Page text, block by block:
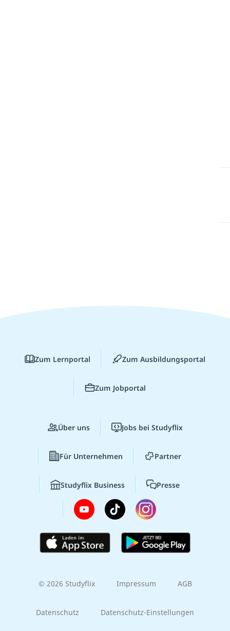
Zum Lernportal Zum Ausbildungsportal
Zum Jobportal
Über uns Jobs bei Studyflix
Für Unternehmen Partner
Studyflix Business Presse
© 2026 Studyflix Impressum AGB
Datenschutz Datenschutz-Einstellungen